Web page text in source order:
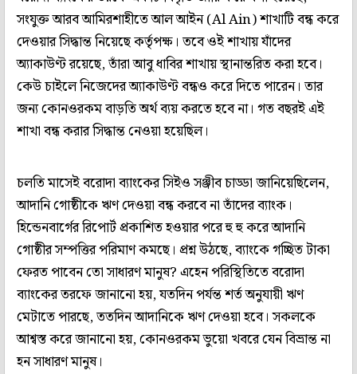
সংযুক্ত আরব আমিরশাহীতে আল আইন (Al Ain) শাখাটি বন্ধ করে
দেওয়ার সিদ্ধান্ত নিয়েছে কর্তৃপক্ষ। তবে ওই শাখায় যাঁদের
অ্যাকাউণ্ট রয়েছে, তাঁরা আবু ধাবির শাখায় স্থানান্তরিত করা হবে।
কেউ চাইলে নিজেদের অ্যাকাউণ্ট বন্ধও করে দিতে পারেন। তার
জন্য কোনওরকম বাড়তি অর্থ ব্যয় করতে হবে না। গত বছরই এই
শাখা বন্ধ করার সিদ্ধান্ত নেওয়া হয়েছিল।
চলতি মাসেই বরোদা ব্যাংকের সিইও সঞ্জীব চাড্ডা জানিয়েছিলেন,
আদানি গোষ্ঠীকে ঋণ দেওয়া বন্ধ করবে না তাঁদের ব্যাংক।
হিন্ডেনবার্গের রিপোর্ট প্রকাশিত হওয়ার পরে হু হু করে আদানি
গোষ্ঠীর সম্পত্তির পরিমাণ কমছে। প্রশ্ন উঠছে, ব্যাংকে গচ্ছিত টাকা
ফেরত পাবেন তো সাধারণ মানুষ? এহেন পরিস্থিতিতে বরোদা
ব্যাংকের তরফে জানানো হয়, যতদিন পর্যন্ত শর্ত অনুযায়ী ঋণ
মেটাতে পারছে, ততদিন আদানিকে ঋণ দেওয়া হবে। সকলকে
আশ্বস্ত করে জানানো হয়, কোনওরকম ভুয়ো খবরে যেন বিভ্রান্ত না
হন সাধারণ মানুষ।